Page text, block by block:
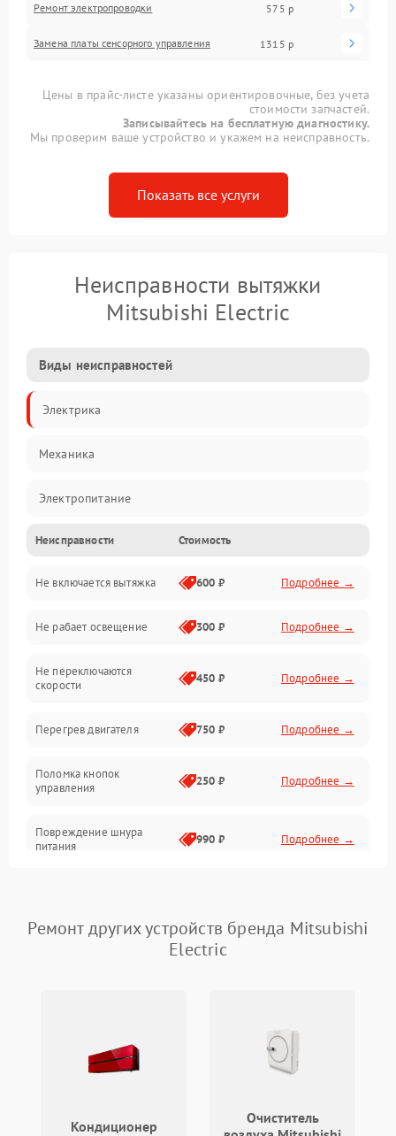
Ремонт электропроводки 575 р
Замена платы сенсорного управления 1315 р
Цены в прайс-листе указаны ориентировочные, без учета
стоимости запчастей.
Записывайтесь на бесплатную диагностику.
Мы проверим ваше устройство и укажем на неисправность.
Показать все услуги
Неисправности вытяжки
Mitsubishi Electric
Виды неисправностей
Электрика
Механика
Электропитание
Вентиляция
Освещение
Механические повреждения
Электроника
Неисправности Стоимость
Не включается вытяжка 600 ₽ Подробнее →
Не рабает освещение 300 ₽ Подробнее →
Не переключаются
скорости
450 ₽ Подробнее →
Перегрев двигателя 750 ₽ Подробнее →
Поломка кнопок
управления
250 ₽ Подробнее →
Повреждение шнура
питания
990 ₽ Подробнее →
550 ₽
Поломка реле Подробнее →
Ремонт других устройств бренда Mitsubishi
Electric
Кондиционер
Очиститель